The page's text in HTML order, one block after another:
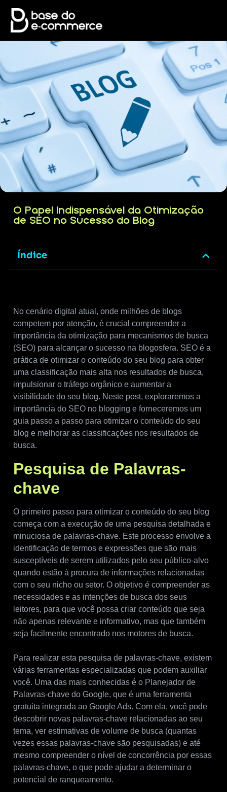
O Papel Indispensável da Otimização
de SEO no Sucesso do Blog
Índice
No cenário digital atual, onde milhões de blogs
competem por atenção, é crucial compreender a
importância da otimização para mecanismos de busca
(SEO) para alcançar o sucesso na blogosfera. SEO é a
prática de otimizar o conteúdo do seu blog para obter
uma classificação mais alta nos resultados de busca,
impulsionar o tráfego orgânico e aumentar a
visibilidade do seu blog. Neste post, exploraremos a
importância do SEO no blogging e forneceremos um
guia passo a passo para otimizar o conteúdo do seu
blog e melhorar as classificações nos resultados de
busca.
Pesquisa de Palavras-
chave
O primeiro passo para otimizar o conteúdo do seu blog
começa com a execução de uma pesquisa detalhada e
minuciosa de palavras-chave. Este processo envolve a
identificação de termos e expressões que são mais
susceptíveis de serem utilizados pelo seu público-alvo
quando estão à procura de informações relacionadas
com o seu nicho ou setor. O objetivo é compreender as
necessidades e as intenções de busca dos seus
leitores, para que você possa criar conteúdo que seja
não apenas relevante e informativo, mas que também
seja facilmente encontrado nos motores de busca.
Para realizar esta pesquisa de palavras-chave, existem
várias ferramentas especializadas que podem auxiliar
você. Uma das mais conhecidas é o Planejador de
Palavras-chave do Google, que é uma ferramenta
gratuita integrada ao Google Ads. Com ela, você pode
descobrir novas palavras-chave relacionadas ao seu
tema, ver estimativas de volume de busca (quantas
vezes essas palavras-chave são pesquisadas) e até
mesmo compreender o nível de concorrência por essas
palavras-chave, o que pode ajudar a determinar o
potencial de ranqueamento.